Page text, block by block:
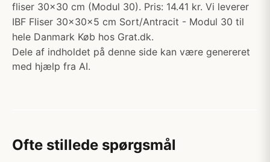
fliser 30x30 cm (Modul 30). Pris: 14.41 kr. Vi leverer
IBF Fliser 30x30x5 cm Sort/Antracit - Modul 30 til
hele Danmark Køb hos Grat.dk.
Dele af indholdet på denne side kan være genereret
med hjælp fra AI.
Ofte stillede spørgsmål